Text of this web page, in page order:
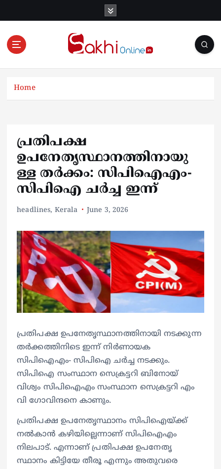
Online News Portal
Home
പ്രതിപക്ഷ
ഉപനേതൃസ്ഥാനത്തിനായു
ള്ള തര്‍ക്കം: സിപിഐഎം-
സിപിഐ ചര്‍ച്ച ഇന്ന്
headlines, Kerala June 3, 2026
പ്രതിപക്ഷ ഉപനേതൃസ്ഥാനത്തിനായി നടക്കുന്ന
തര്‍ക്കത്തിനിടെ ഇന്ന് നിര്‍ണായക
സിപിഐഎം- സിപിഐ ചര്‍ച്ച നടക്കും.
സിപിഐ സംസ്ഥാന സെക്രട്ടറി ബിനോയ്
വിശ്വം സിപിഐഎം സംസ്ഥാന സെക്രട്ടറി എം
വി ഗോവിന്ദനെ കാണും.
പ്രതിപക്ഷ ഉപനേതൃസ്ഥാനം സിപിഐയ്ക്ക്
നല്‍കാന്‍ കഴിയില്ലെന്നാണ് സിപിഐഎം
നിലപാട്. എന്നാണ് പ്രതിപക്ഷ ഉപനേതൃ
സ്ഥാനം കിട്ടിയേ തീരൂ എന്നും അതുവരെ